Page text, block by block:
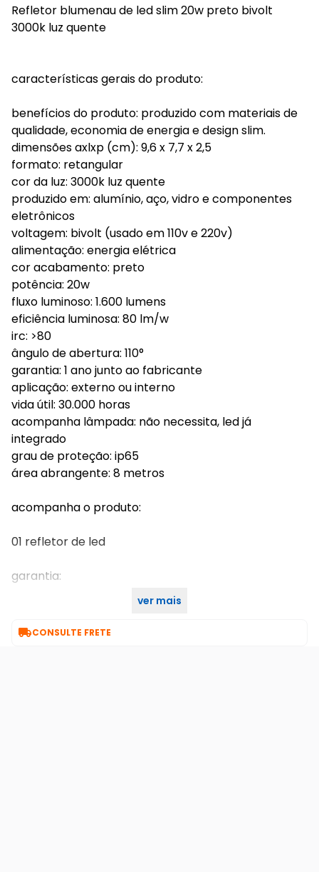
Refletor blumenau de led slim 20w preto bivolt
3000k luz quente
características gerais do produto:
benefícios do produto: produzido com materiais de
qualidade, economia de energia e design slim.
dimensões axlxp (cm): 9,6 x 7,7 x 2,5
formato: retangular
cor da luz: 3000k luz quente
produzido em: alumínio, aço, vidro e componentes
eletrônicos
voltagem: bivolt (usado em 110v e 220v)
alimentação: energia elétrica
cor acabamento: preto
potência: 20w
fluxo luminoso: 1.600 lumens
eficiência luminosa: 80 lm/w
irc: >80
ângulo de abertura: 110°
garantia: 1 ano junto ao fabricante
aplicação: externo ou interno
vida útil: 30.000 horas
acompanha lâmpada: não necessita, led já
integrado
grau de proteção: ip65
área abrangente: 8 metros
acompanha o produto:
01 refletor de led
garantia:
ver mais
CONSULTE FRETE